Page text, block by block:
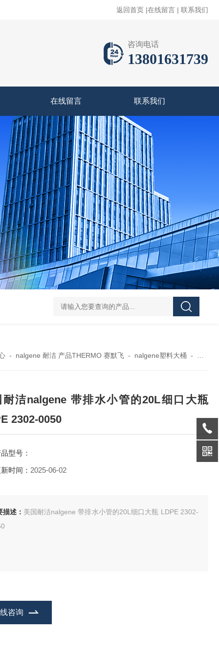
返回首页 |在线留言 | 联系我们
咨询电话
13801631739
在线留言 联系我们
0050无菌339652 23-2263赛默飞离心管 UFC903096 MAP001
- nalgene 耐洁 产品THERMO 赛默飞- nalgene塑料大桶 -
耐洁nalgene 带排水小管的20L细口大瓶
2302-0050
型号：
时间： 2025-06-02
描述： 美国耐洁nalgene 带排水小管的20L细口大瓶 LDPE 2302-
咨询